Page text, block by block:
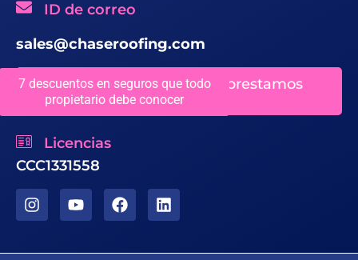
7 descuentos en seguros que todo
propietario debe conocer
ID de correo
sales@chaseroofing.com
Ubicaciones en las que prestamos
servicio
Licencias
CCC1331558